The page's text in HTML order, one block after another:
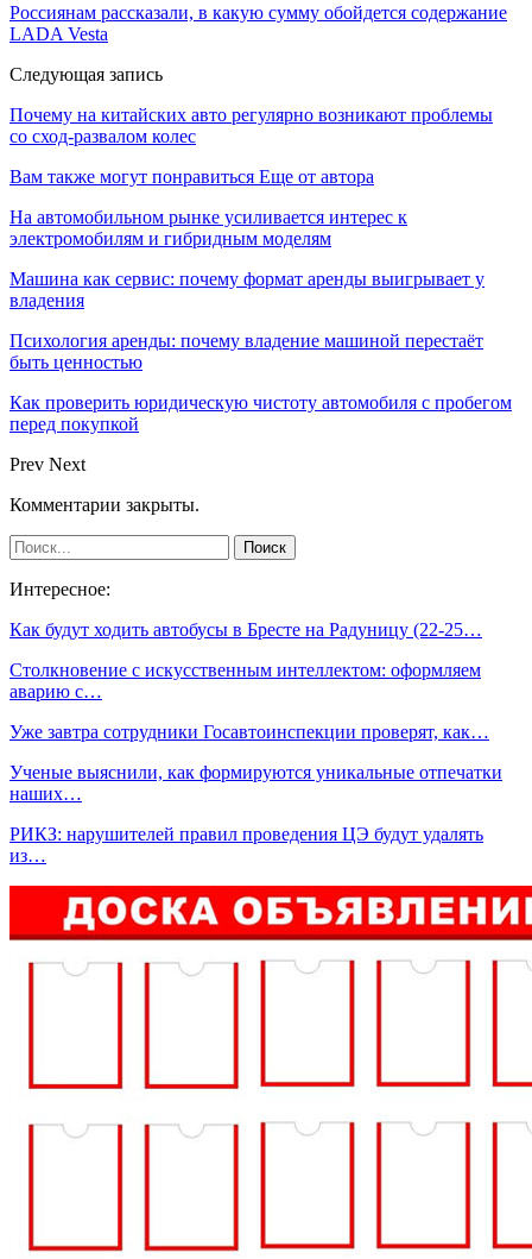
Россиянам рассказали, в какую сумму обойдется содержание
LADA Vesta
Следующая запись
Почему на китайских авто регулярно возникают проблемы
со сход-развалом колес
Вам также могут понравиться Еще от автора
На автомобильном рынке усиливается интерес к
электромобилям и гибридным моделям
Машина как сервис: почему формат аренды выигрывает у
владения
Психология аренды: почему владение машиной перестаёт
быть ценностью
Как проверить юридическую чистоту автомобиля с пробегом
перед покупкой
Prev Next
Комментарии закрыты.
Интересное:
Как будут ходить автобусы в Бресте на Радуницу (22-25…
Столкновение с искусственным интеллектом: оформляем
аварию с…
Уже завтра сотрудники Госавтоинспекции проверят, как…
Ученые выяснили, как формируются уникальные отпечатки
наших…
РИКЗ: нарушителей правил проведения ЦЭ будут удалять
из…